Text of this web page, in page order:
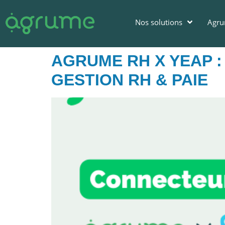
Nos solutions
AGRUME RH X YEAP
GESTION RH & PAIE